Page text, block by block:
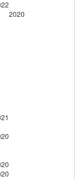
2020